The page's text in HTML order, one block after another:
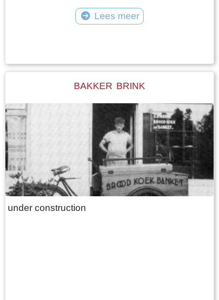
Lees meer
BAKKER BRINK
under construction